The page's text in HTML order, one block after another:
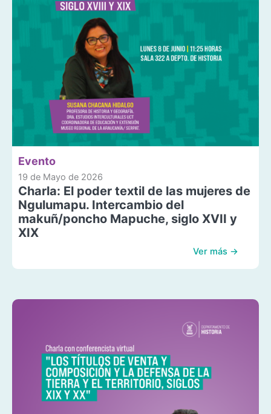
Evento
19 de Mayo de 2026
Charla: El poder textil de las mujeres de
Ngulumapu. Intercambio del
makuñ/poncho Mapuche, siglo XVII y
XIX
Ver más →